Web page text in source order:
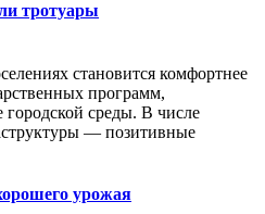
тротуары
становится комфортнее
программ,
среды. В числе
— позитивные
урожая